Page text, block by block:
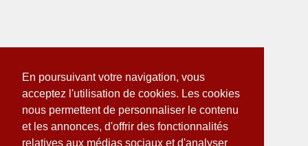
En poursuivant votre navigation, vous
acceptez l'utilisation de cookies. Les cookies
nous permettent de personnaliser le contenu
et les annonces, d'offrir des fonctionnalités
relatives aux médias sociaux et d'analyser